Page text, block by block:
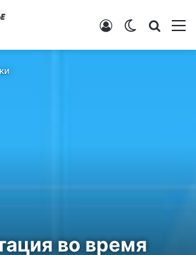
Switch skin
Войти
во время